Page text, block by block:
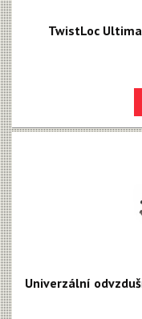
TwistLoc
Univerzální